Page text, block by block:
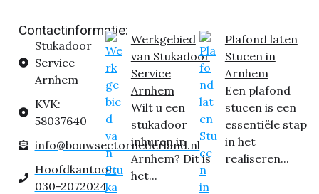
Contactinformatie:
Stukadoor
Service
Arnhem
KVK:
58037640
info@bouwsectornederland.nl
Hoofdkantoor:
030-2072024
Werkgebied
van Stukadoor
Service
Arnhem
Wilt u een
stukadoor
inhuren in
Arnhem? Dit is
het...
Plafond laten
Stucen in
Arnhem
Een plafond
stucen is een
essentiële stap
in het
realiseren...